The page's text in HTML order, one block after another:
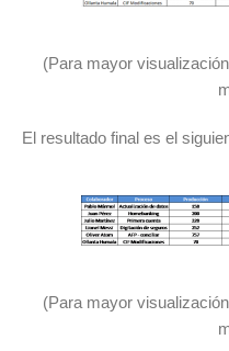
(Para mayor
El resultado final es el
(Para mayor